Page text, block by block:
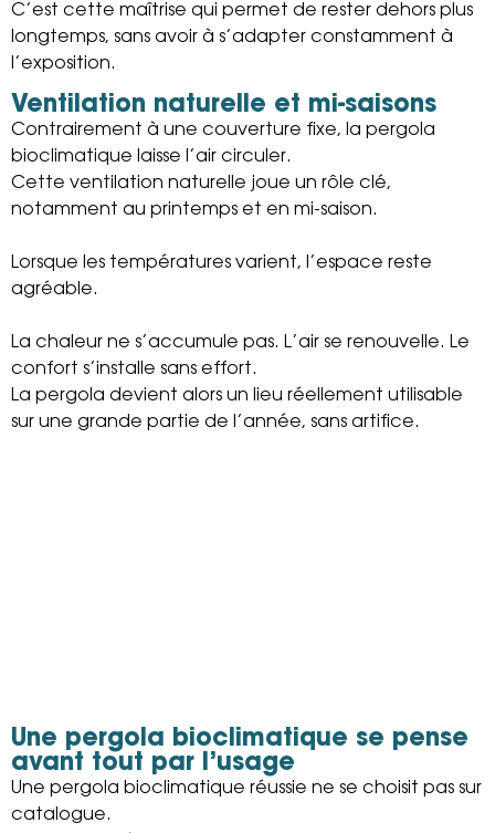
C’est cette maîtrise qui permet de rester dehors plus
longtemps, sans avoir à s’adapter constamment à
l’exposition.
Ventilation naturelle et mi-saisons
Contrairement à une couverture fixe, la pergola
bioclimatique laisse l’air circuler.
Cette ventilation naturelle joue un rôle clé,
notamment au printemps et en mi-saison.
Lorsque les températures varient, l’espace reste
agréable.
La chaleur ne s’accumule pas. L’air se renouvelle. Le
confort s’installe sans effort.
La pergola devient alors un lieu réellement utilisable
sur une grande partie de l’année, sans artifice.
Une pergola bioclimatique se pense
avant tout par l’usage
Une pergola bioclimatique réussie ne se choisit pas sur
catalogue.